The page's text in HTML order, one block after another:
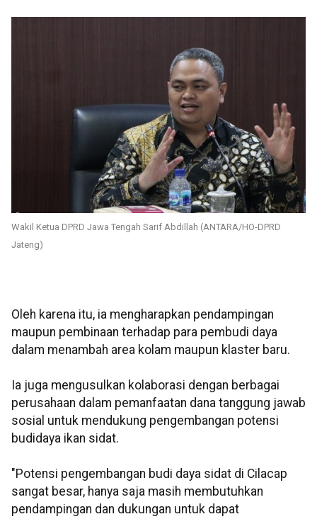
Wakil Ketua DPRD Jawa Tengah Sarif Abdillah (ANTARA/HO-DPRD
Jateng)
Oleh karena itu, ia mengharapkan pendampingan
maupun pembinaan terhadap para pembudi daya
dalam menambah area kolam maupun klaster baru.
Ia juga mengusulkan kolaborasi dengan berbagai
perusahaan dalam pemanfaatan dana tanggung jawab
sosial untuk mendukung pengembangan potensi
budidaya ikan sidat.
"Potensi pengembangan budi daya sidat di Cilacap
sangat besar, hanya saja masih membutuhkan
pendampingan dan dukungan untuk dapat